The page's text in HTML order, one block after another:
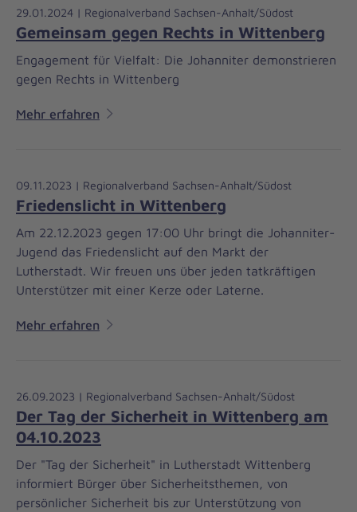
29.01.2024 | Regionalverband Sachsen-Anhalt/Südost
Gemeinsam gegen Rechts in Wittenberg
Engagement für Vielfalt: Die Johanniter demonstrieren
gegen Rechts in Wittenberg
Mehr erfahren
09.11.2023 | Regionalverband Sachsen-Anhalt/Südost
Friedenslicht in Wittenberg
Am 22.12.2023 gegen 17:00 Uhr bringt die Johanniter-
Jugend das Friedenslicht auf den Markt der
Lutherstadt. Wir freuen uns über jeden tatkräftigen
Unterstützer mit einer Kerze oder Laterne.
Mehr erfahren
26.09.2023 | Regionalverband Sachsen-Anhalt/Südost
Der Tag der Sicherheit in Wittenberg am
04.10.2023
Der "Tag der Sicherheit" in Lutherstadt Wittenberg
informiert Bürger über Sicherheitsthemen, von
persönlicher Sicherheit bis zur Unterstützung von